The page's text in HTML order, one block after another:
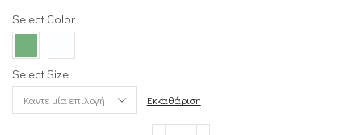
€98.50.
Select Color
Select Size
Εκκαθάριση